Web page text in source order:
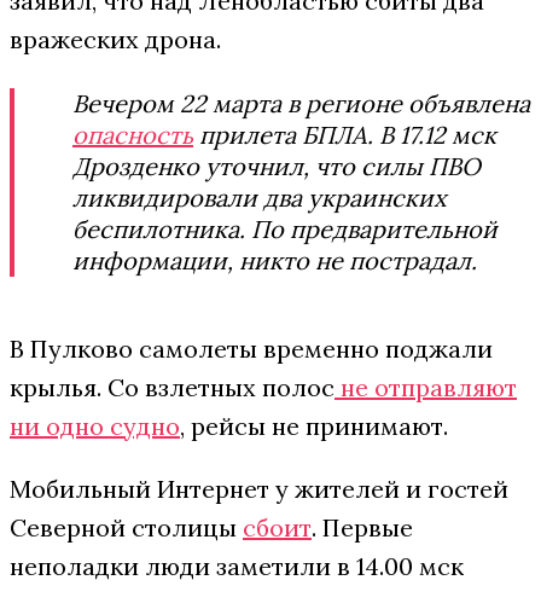
вражеских дрона.
Вечером 22 марта в регионе объявлена
опасность прилета БПЛА. В 17.12 мск
Дрозденко уточнил, что силы ПВО
ликвидировали два украинских
беспилотника. По предварительной
информации, никто не пострадал.
В Пулково самолеты временно поджали
крылья. Со взлетных полос не отправляют
ни одно судно, рейсы не принимают.
Мобильный Интернет у жителей и гостей
Северной столицы сбоит. Первые
неполадки люди заметили в 14.00 мск